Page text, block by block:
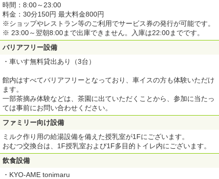
時間：8:00～23:00
料金：30分150円 最大料金800円
※ショップやレストラン等のご利用でサービス券の発行が可能です。
※ 23:00～翌朝8:00まで出庫できません。入庫は22:00までです。
バリアフリー設備
・車いす無料貸出あり（3台）
館内はすべてバリアフリーとなっており、車イスの方も体験いただけ
ます。
一部茶摘み体験などは、茶園に出ていただくことから、参加に当たっ
ては事前にお問い合わせください。
ファミリー向け設備
ミルク作り用の給湯設備を備えた授乳室が1Fにございます。
おむつ交換台は、1F授乳室および1F多目的トイレ内にございます。
飲食設備
・KYO-AME tonimaru